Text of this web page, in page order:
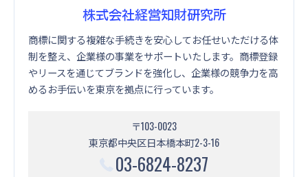
株式会社経営知財研究所
商標に関する複雑な手続きを安心してお任せいただける体
制を整え、企業様の事業をサポートいたします。商標登録
やリースを通じてブランドを強化し、企業様の競争力を高
めるお手伝いを東京を拠点に行っています。
〒103-0023
東京都中央区日本橋本町2-3-16
03-6824-8237